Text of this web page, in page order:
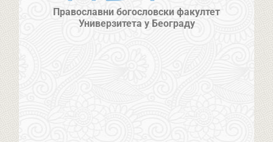
Православни богословски факултет
Универзитета у Београду